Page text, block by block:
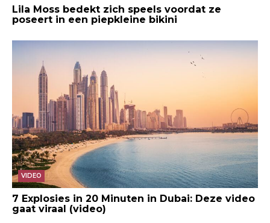
Lila Moss bedekt zich speels voordat ze
poseert in een piepkleine bikini
VIDEO
7 Explosies in 20 Minuten in Dubai: Deze video
gaat viraal (video)